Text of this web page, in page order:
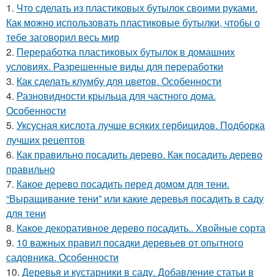
1. Что сделать из пластиковых бутылок своими руками.
Как можно использовать пластиковые бутылки, чтобы о
тебе заговорил весь мир
2. Переработка пластиковых бутылок в домашних
условиях. Разрешенные виды для переработки
3. Как сделать клумбу для цветов. Особенности
4. Разновидности крыльца для частного дома.
Особенности
5. Уксусная кислота лучше всяких гербицидов. Подборка
лучших рецептов
6. Как правильно посадить дерево. Как посадить дерево
правильно
7. Какое дерево посадить перед домом для тени.
“Выращивание тени” или какие деревья посадить в саду
для тени
8. Какое декоративное дерево посадить.. Хвойные сорта
9. 10 важных правил посадки деревьев от опытного
садовника. Особенности
10. Деревья и кустарники в саду. Добавление статьи в